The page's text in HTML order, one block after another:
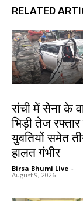
RELATED
रांची में सेना के
भिड़ी तेज रफ्तार
युवतियों समेत
हालत गंभीर
Birsa Bhumi Live -
August 9, 2026